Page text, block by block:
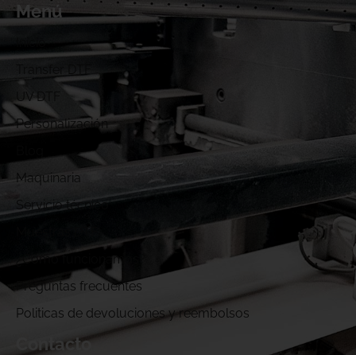
Menú
UV DTF
Personalización
Maquinaria
Servicio técnico
¿Cómo funcionamos?
Preguntas frecuentes
Politicas de devoluciones y reembolsos
Contacto